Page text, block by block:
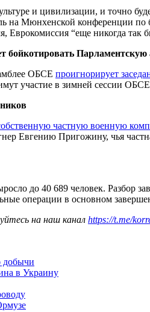
и цивилизации, и точно
на Мюнхенской конференции
Еврокомиссия “еще никогда так
бойкотировать
ОБСЕ проигнорирует
участие в зимней сессии
частную военную
Евгению Пригожину, чья
до 40 689 человек. Разбор
операции в основном
на наш канал https://t.me/
добычи
в Украину